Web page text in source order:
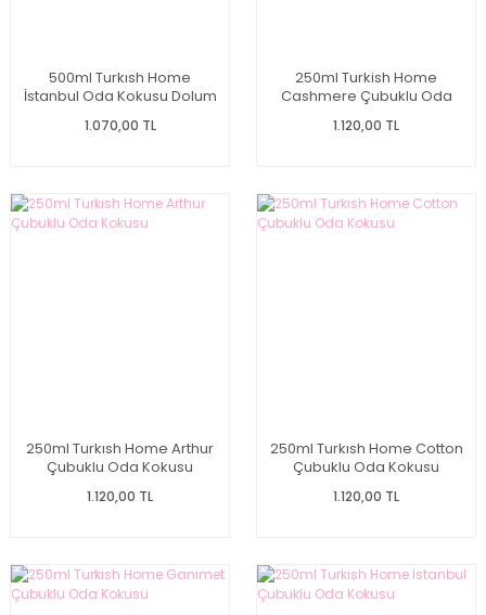
500ml Turkısh Home
İstanbul Oda Kokusu Dolum
1.070,00 TL
250ml Turkish Home
Cashmere Çubuklu Oda
1.120,00 TL
250ml Turkısh Home Arthur
Çubuklu Oda Kokusu
1.120,00 TL
250ml Turkısh Home Cotton
Çubuklu Oda Kokusu
1.120,00 TL